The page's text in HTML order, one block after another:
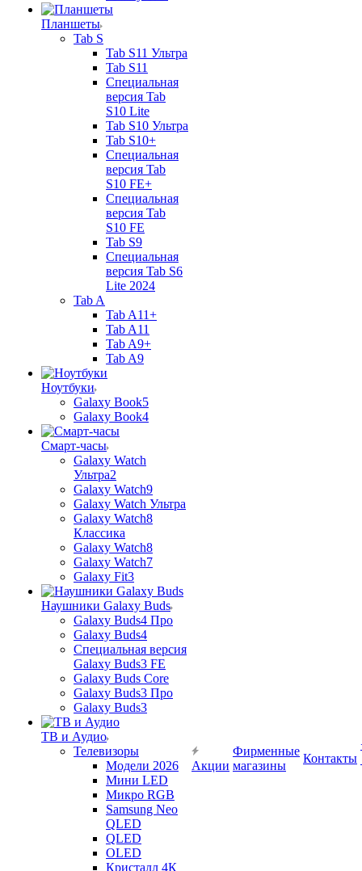
Планшеты
Tab S
Tab S11 Ультра
Tab S11
Специальная
версия Tab
S10 Lite
Tab S10 Ультра
Tab S10+
Специальная
версия Tab
S10 FE+
Специальная
версия Tab
S10 FE
Tab S9
Специальная
версия Tab S6
Lite 2024
Tab A
Tab A11+
Tab A11
Tab A9+
Tab A9
Ноутбуки
Galaxy Book5
Galaxy Book4
Смарт-часы
Galaxy Watch
Ультра2
Galaxy Watch9
Galaxy Watch Ультра
Galaxy Watch8
Классика
Galaxy Watch8
Galaxy Watch7
Galaxy Fit3
Наушники Galaxy Buds
Galaxy Buds4 Про
Galaxy Buds4
Специальная версия
Galaxy Buds3 FE
Galaxy Buds Core
Galaxy Buds3 Про
Galaxy Buds3
ТВ и Аудио
Телевизоры
Модели 2026
Мини LED
Микро RGB
Samsung Neo
QLED
QLED
OLED
Кристалл 4К
Акции
Фирменные
магазины
Контакты